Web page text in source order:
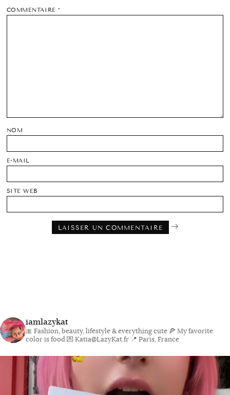
COMMENTAIRE*
NOM
E-MAIL
SITE WEB
iamlazykat
🎀 Fashion, beauty, lifestyle & everything cute 🍕 My favorite
color is food💌 Katia@LazyKat.fr 📍 Paris, France